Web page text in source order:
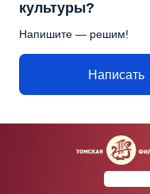
культуры?
Напишите — решим!
Написать